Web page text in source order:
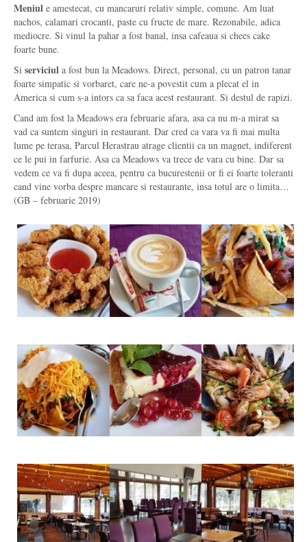
Meniul e amestecat, cu mancaruri relativ simple, comune. Am luat
nachos, calamari crocanti, paste cu fructe de mare. Rezonabile, adica
mediocre. Si vinul la pahar a fost banal, insa cafeaua si chees cake
foarte bune.
Si serviciul a fost bun la Meadows. Direct, personal, cu un patron tanar
foarte simpatic si vorbaret, care ne-a povestit cum a plecat el in
America si cum s-a intors ca sa faca acest restaurant. Si destul de rapizi.
Cand am fost la Meadows era februarie afara, asa ca nu m-a mirat sa
vad ca suntem singuri in restaurant. Dar cred ca vara va fi mai multa
lume pe terasa, Parcul Herastrau atrage clientii ca un magnet, indiferent
ce le pui in farfurie. Asa ca Meadows va trece de vara cu bine. Dar sa
vedem ce va fi dupa aceea, pentru ca bucurestenii or fi ei foarte toleranti
cand vine vorba despre mancare si restaurante, insa totul are o limita…
(GB – februarie 2019)